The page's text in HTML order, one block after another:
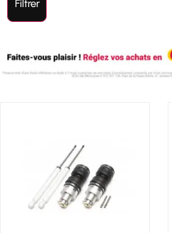
Filtrer